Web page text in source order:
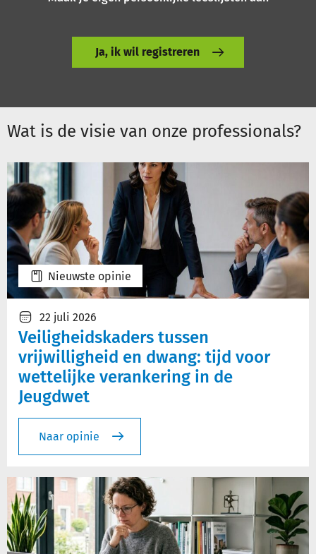
Ja, ik wil registreren
Wat is de visie van onze professionals?
Nieuwste opinie
22 juli 2026
Veiligheidskaders tussen
vrijwilligheid en dwang: tijd voor
wettelijke verankering in de
Jeugdwet
Naar opinie